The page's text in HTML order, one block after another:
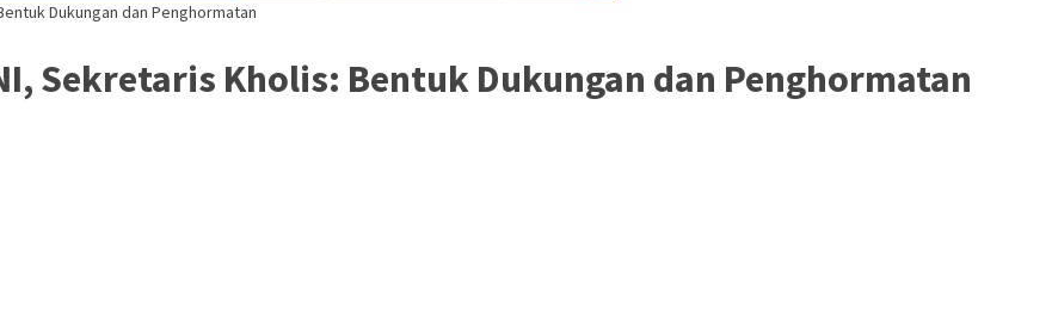
Dukungan dan Penghormatan
Sekretaris Kholis: Bentuk Dukungan dan Penghormatan